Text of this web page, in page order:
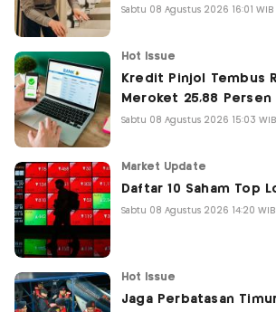
Sabtu 08 Agustus 2026 16:01 WIB
Hot Issue
Kredit Pinjol Tembus
Meroket 25,88 Persen
Sabtu 08 Agustus 2026 15:03 WIB
Market Update
Daftar 10 Saham Top
Sabtu 08 Agustus 2026 14:20 WIB
Hot Issue
Jaga Perbatasan